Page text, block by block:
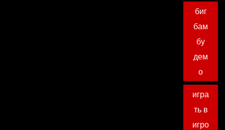
биг
бам
бу
дем
о
игра
ть в
игро